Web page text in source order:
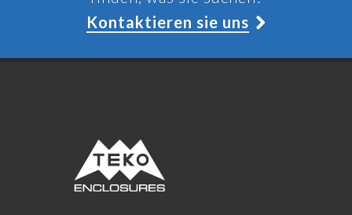
Kontaktieren sie uns